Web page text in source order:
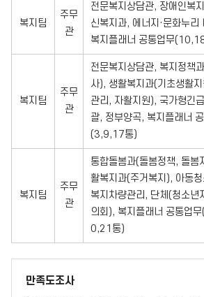
복지팀
주무
관
전문복지상담관, 장애인복
신복지과, 에너지·문화누리
복지플래너 공통업무
복지팀
주무
관
전문복지상담관, 복지정책
사), 생활복지과(기초생활
관리, 자활지원), 국가형긴
괄, 정부양곡, 복지플래너
(3,9,17통)
복지팀
주무
관
통합돌봄과(돌봄정책, 돌봄
활복지과(주거복지), 아동
복지차량관리, 단체(청소년
의회), 복지플래너 공통업
0,21통)
만족도조사